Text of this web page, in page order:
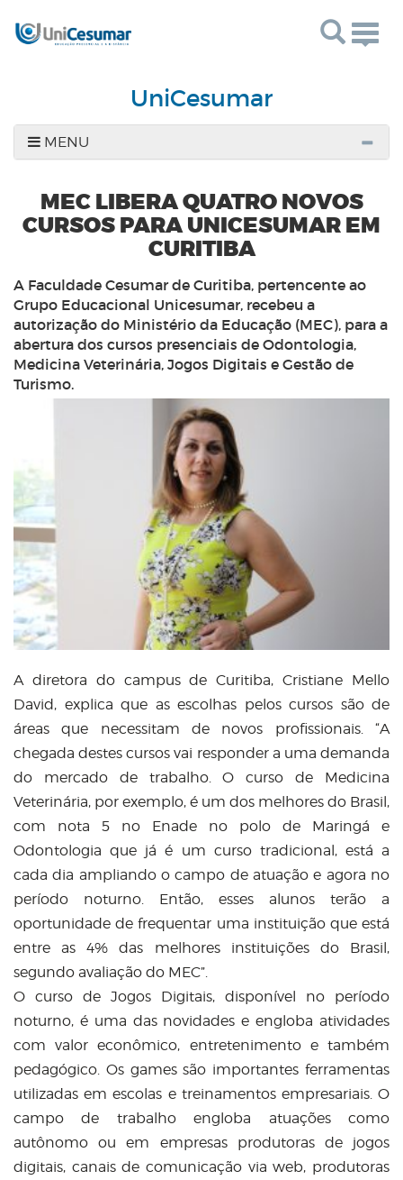
UniCesumar
MENU
MEC LIBERA QUATRO NOVOS
CURSOS PARA UNICESUMAR EM
CURITIBA
A Faculdade Cesumar de Curitiba, pertencente ao
Grupo Educacional Unicesumar, recebeu a
autorização do Ministério da Educação (MEC), para a
abertura dos cursos presenciais de Odontologia,
Medicina Veterinária, Jogos Digitais e Gestão de
Turismo.
A diretora do campus de Curitiba, Cristiane Mello
David, explica que as escolhas pelos cursos são de
áreas que necessitam de novos profissionais. “A
chegada destes cursos vai responder a uma demanda
do mercado de trabalho. O curso de Medicina
Veterinária, por exemplo, é um dos melhores do Brasil,
com nota 5 no Enade no polo de Maringá e
Odontologia que já é um curso tradicional, está a
cada dia ampliando o campo de atuação e agora no
período noturno. Então, esses alunos terão a
oportunidade de frequentar uma instituição que está
entre as 4% das melhores instituições do Brasil,
segundo avaliação do MEC”.
O curso de Jogos Digitais, disponível no período
noturno, é uma das novidades e engloba atividades
com valor econômico, entretenimento e também
pedagógico. Os gamessão importantes ferramentas
utilizadas em escolas e treinamentos empresariais. O
campo de trabalho engloba atuações como
autônomo ou em empresas produtoras de jogos
digitais, canais de comunicação via web, produtoras